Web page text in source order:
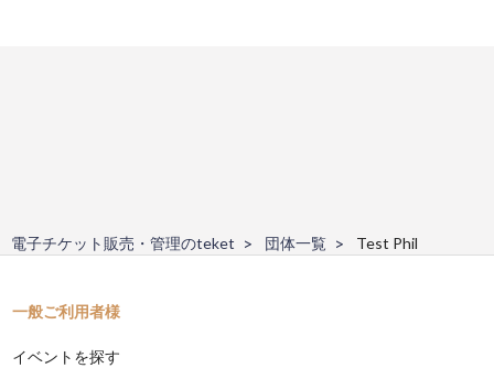
電子チケット販売・管理のteket 団体一覧 Test Phil
一般ご利用者様
イベントを探す